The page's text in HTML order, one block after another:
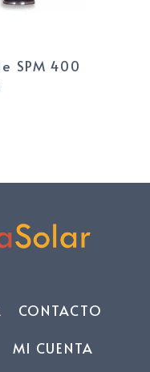
SPM 400
CONTACTO
MI CUENTA